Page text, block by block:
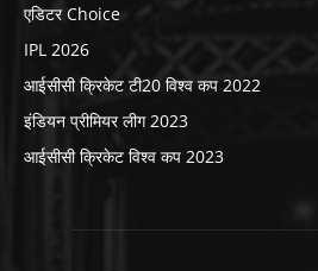
एडिटर Choice
IPL 2026
आईसीसी क्रिकेट टी20 विश्व कप 2022
इंडियन प्रीमियर लीग 2023
आईसीसी क्रिकेट विश्व कप 2023